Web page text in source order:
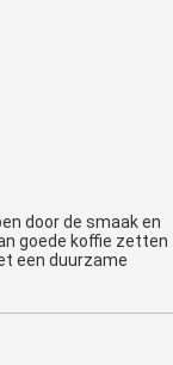
door de smaak en
goede koffie zetten
een duurzame